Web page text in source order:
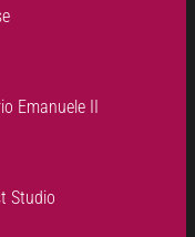
Emanuele II
Studio